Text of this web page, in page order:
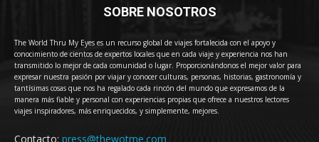
SOBRE NOSOTROS
The World Thru My Eyes es un recurso global de viajes fortalecida con el apoyo y
conocimiento de cientos de expertos locales que en cada viaje y experiencia nos han
transmitido lo mejor de cada comunidad o lugar. Proporcionándonos el mejor valor para
expresar nuestra pasión por viajar y conocer culturas, personas, historias, gastronomía y
tantísimas cosas que nos ha regalado cada rincón del mundo que expresamos de la
manera más fiable y personal con experiencias propias que ofrece a nuestros lectores
viajes inspiradores, más enriquecidos, y simplemente, mejores.
Contacto: press@thewotme.com